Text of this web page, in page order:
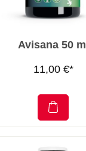
Avisana 50 ml
11,00 €*